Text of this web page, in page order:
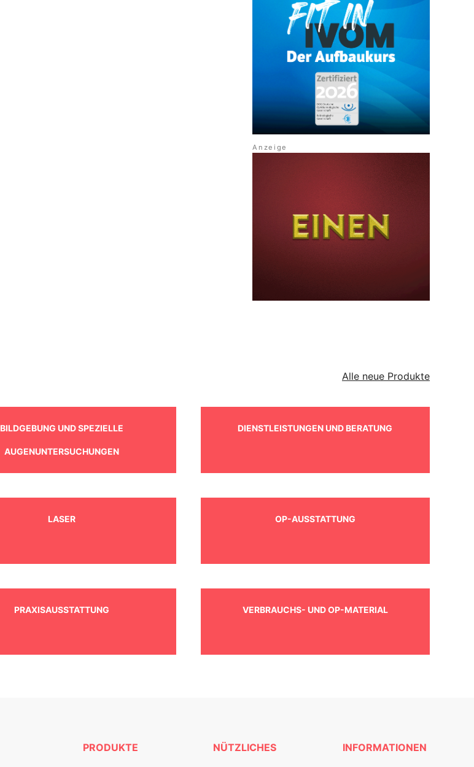
Alle neue Produkte
BILDGEBUNG UND SPEZIELLE
AUGENUNTERSUCHUNGEN
DIENSTLEISTUNGEN UND BERATUNG
LASER OP-AUSSTATTUNG
PRAXISAUSSTATTUNG VERBRAUCHS- UND OP-MATERIAL
PRODUKTE NÜTZLICHES INFORMATIONEN